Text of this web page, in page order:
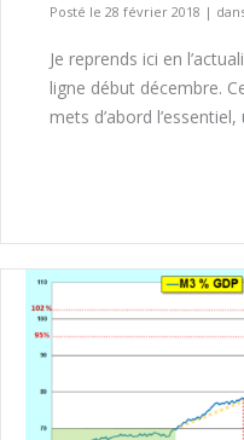
Posté le 28 février 2018 |
Je reprends ici en
ligne début décembre.
mets d’abord